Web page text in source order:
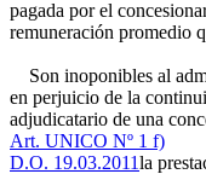
pagada por el
remuneración promedio
Son inoponibles al
en perjuicio de la
adjudicatario de una
Art. UNICO Nº 1 f)
D.O. 19.03.2011la